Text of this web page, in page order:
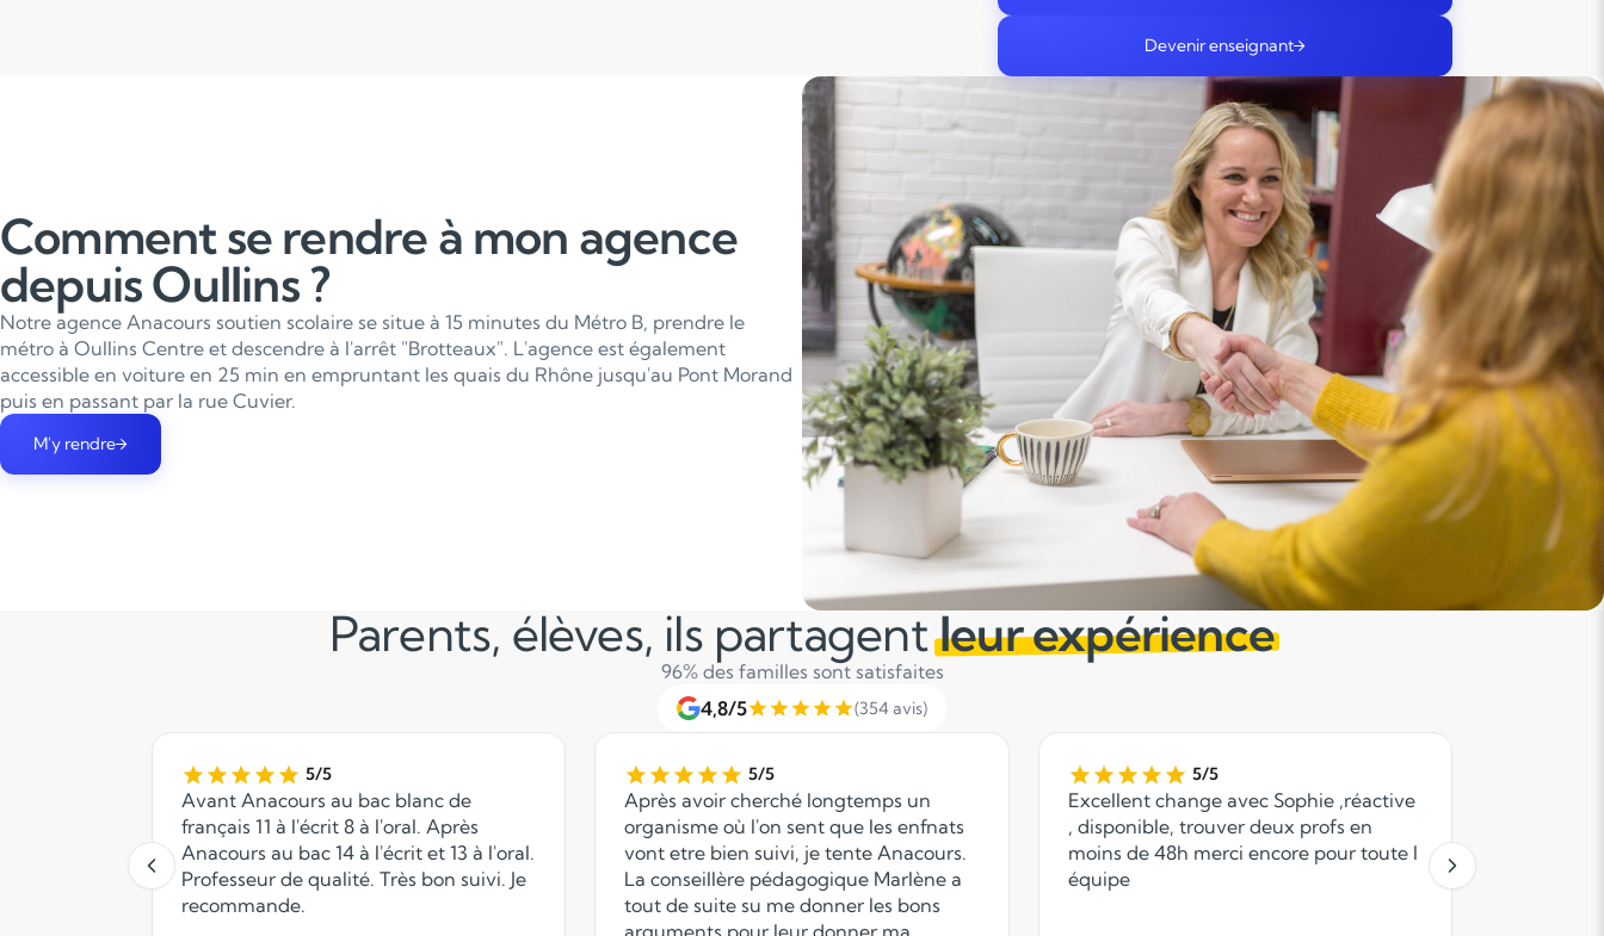
Devenir enseignant
Comment se rendre à mon agence
depuis Oullins ?
Notre agence Anacours soutien scolaire se situe à 15 minutes du Métro B, prendre le
métro à Oullins Centre et descendre à l'arrêt "Brotteaux". L'agence est également
accessible en voiture en 25 min en empruntant les quais du Rhône jusqu'au Pont Morand
puis en passant par la rue Cuvier.
M'y rendre
Parents, élèves, ils partagentleur expérience
96% des familles sont satisfaites
4,8/5
(354 avis)
5/5
Avant Anacours au bac blanc de
français 11 à l'écrit 8 à l'oral. Après
Anacours au bac 14 à l'écrit et 13 à l'oral.
Professeur de qualité. Très bon suivi. Je
recommande.
5/5
Après avoir cherché longtemps un
organisme où l'on sent que les enfnats
vont etre bien suivi, je tente Anacours.
La conseillère pédagogique Marlène a
tout de suite su me donner les bons
5/5
Excellent change avec Sophie ,réactive
, disponible, trouver deux profs en
moins de 48h merci encore pour toute l
équipe